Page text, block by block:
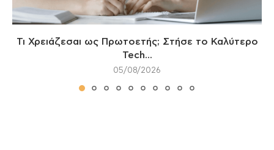
Τι Χρειάζεσαι ως Πρωτοετής; Στήσε το Καλύτερο
Tech...
05/08/2026